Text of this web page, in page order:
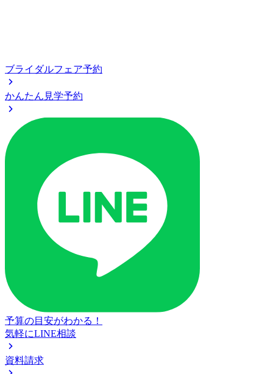
ブライダルフェア予約
かんたん見学予約
予算の目安がわかる！
気軽にLINE相談
資料請求